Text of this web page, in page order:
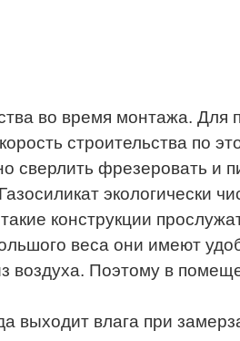
во время монтажа. Для
строительства по
сверлить фрезеровать и
конструкции
веса они имеют
воздуха. Поэтому в
выходит влага при